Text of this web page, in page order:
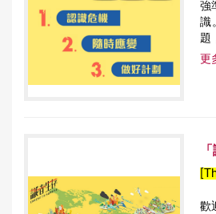
強
識
題
更
歡